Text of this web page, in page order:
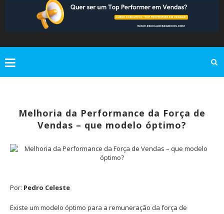
Melhoria da Performance da Força de
Vendas – que modelo óptimo?
Por: Pedro Celeste
Existe um modelo óptimo para a remuneração da força de